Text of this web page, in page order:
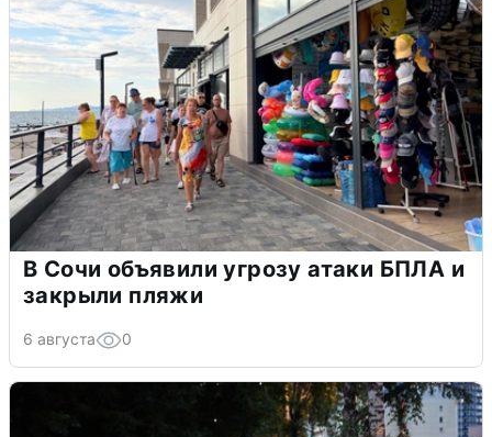
В Сочи объявили угрозу атаки БПЛА и
закрыли пляжи
6 августа 0